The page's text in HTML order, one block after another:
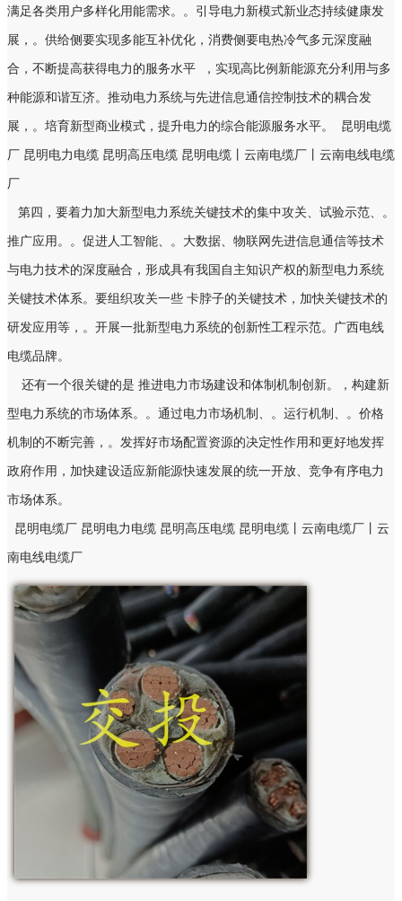
满足各类用户多样化用能需求。。引导电力新模式新业态持续健康发
展，。供给侧要实现多能互补优化，消费侧要电热冷气多元深度融
合，不断提高获得电力的服务水平 ，实现高比例新能源充分利用与多
种能源和谐互济。推动电力系统与先进信息通信控制技术的耦合发
展，。培育新型商业模式，提升电力的综合能源服务水平。 昆明电缆
厂 昆明电力电缆 昆明高压电缆 昆明电缆丨云南电缆厂丨云南电线电缆
厂
第四，要着力加大新型电力系统关键技术的集中攻关、试验示范、。
推广应用。。促进人工智能、。大数据、物联网先进信息通信等技术
与电力技术的深度融合，形成具有我国自主知识产权的新型电力系统
关键技术体系。要组织攻关一些 卡脖子的关键技术，加快关键技术的
研发应用等，。开展一批新型电力系统的创新性工程示范。广西电线
电缆品牌。
还有一个很关键的是 推进电力市场建设和体制机制创新。，构建新
型电力系统的市场体系。。通过电力市场机制、。运行机制、。价格
机制的不断完善，。发挥好市场配置资源的决定性作用和更好地发挥
政府作用，加快建设适应新能源快速发展的统一开放、竞争有序电力
市场体系。
昆明电缆厂 昆明电力电缆 昆明高压电缆 昆明电缆丨云南电缆厂丨云
南电线电缆厂